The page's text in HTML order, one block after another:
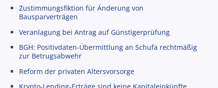
Zustimmungsfiktion für Änderung von
Bausparverträgen
Veranlagung bei Antrag auf Günstigerprüfung
BGH: Positivdaten-Übermittlung an Schufa rechtmäßig
zur Betrugsabwehr
Reform der privaten Altersvorsorge